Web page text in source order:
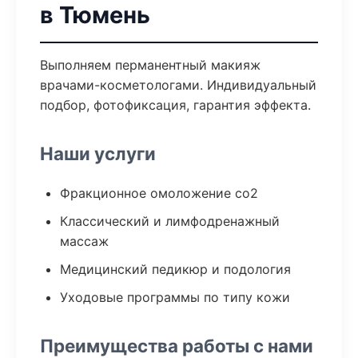
в Тюмень
Выполняем перманентный макияж
врачами-косметологами. Индивидуальный
подбор, фотофиксация, гарантия эффекта.
Наши услуги
Фракционное омоложение co2
Классический и лимфодренажный
массаж
Медицинский педикюр и подология
Уходовые программы по типу кожи
Преимущества работы с нами